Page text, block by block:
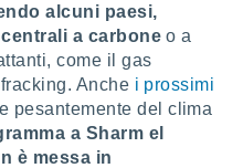
alcuni paesi,
centrali a carboneo a
come il gas
Anche i prossimi
pesantemente del clima
a Sharm el
è messa in